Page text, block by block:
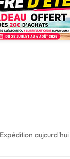
Expédition aujourd'hui